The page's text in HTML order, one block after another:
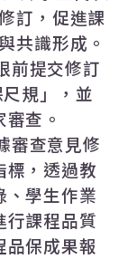
訂，促進課
共識形成。
前提交修訂
規」，並
查。
審查意見修
標，透過教
、學生作業
行課程品質
品保成果報